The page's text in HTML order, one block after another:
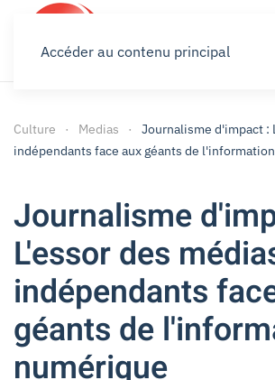
Accéder au contenu principal
Culture Medias
Journalisme d'impact :
indépendants face aux géants de
Journalisme
L'essor des
indépendants
géants de
numérique